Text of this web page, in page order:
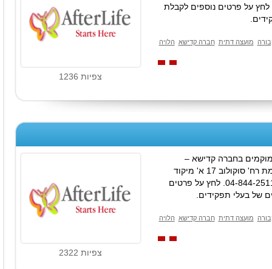
צפיות 1236
08-945-0242 08-945-8668 . לחץ על פרטים נוספים לקבלת
הלויה חברה קדישא מועצה דתית
צפיות 2322
בחברה קדישא –
ספרדים אגודת נאמני צדקה חסד ואמת רח' סוקולוב 17 א' מיקוד
28000 מספרי הטלפון למידע כללי: 04-844-2511. לחץ על פרטים
של בעלי תפקידים.
הלויה חברה קדישא מועצה דתית